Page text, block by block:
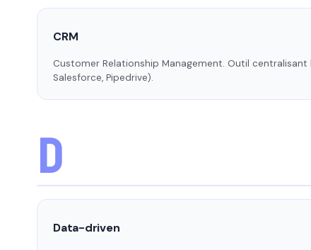
CRM
Customer Relationship Management. Outil
Salesforce, Pipedrive).
D
Data-driven